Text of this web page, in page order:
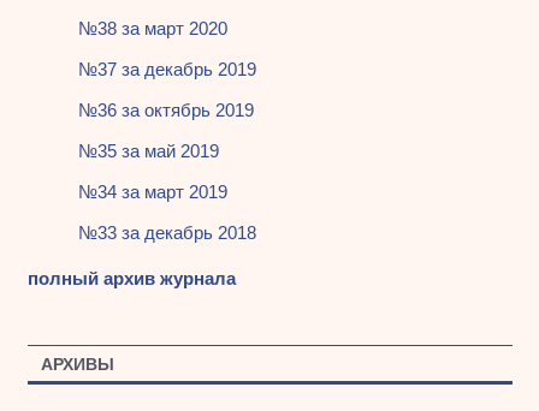
№38 за март 2020
№37 за декабрь 2019
№36 за октябрь 2019
№35 за май 2019
№34 за март 2019
№33 за декабрь 2018
полный архив журнала
АРХИВЫ